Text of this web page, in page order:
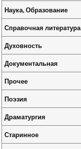
Наука, Образование
Справочная литература
Духовность
Документальная
Прочее
Поэзия
Драматургия
Старинное